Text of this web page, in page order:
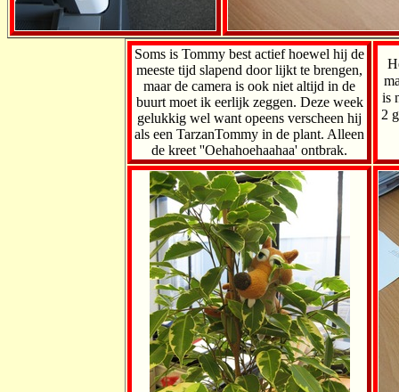
Soms is Tommy best actief hoewel hij de
meeste tijd slapend door lijkt te brengen,
maar de camera is ook niet altijd in de
buurt moet ik eerlijk zeggen. Deze week
gelukkig wel want opeens verscheen hij
als een TarzanTommy in de plant. Alleen
de kreet ''Oehahoehaahaa' ontbrak.
is
2